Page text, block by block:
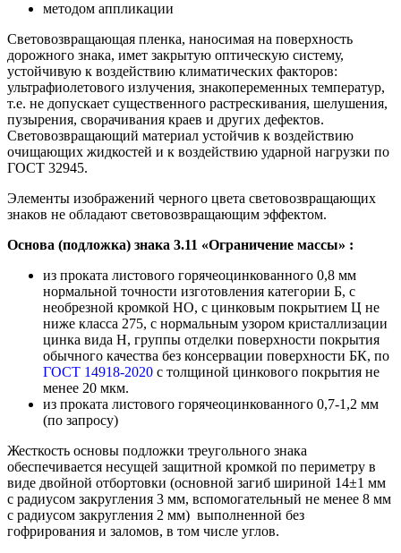
методом аппликации
Световозвращающая пленка, наносимая на поверхность
дорожного знака, имет закрытую оптическую систему,
устойчивую к воздействию климатических факторов:
ультрафиолетового излучения, знакопеременных температур,
т.е. не допускает существенного растрескивания, шелушения,
пузырения, сворачивания краев и других дефектов.
Световозвращающий материал устойчив к воздействию
очищающих жидкостей и к воздействию ударной нагрузки по
ГОСТ 32945.
Элементы изображений черного цвета световозвращающих
знаков не обладают световозвращающим эффектом.
Основа (подложка) знака 3.11 «Ограничение массы» :
из проката листового горячеоцинкованного 0,8 мм
нормальной точности изготовления категории Б, с
необрезной кромкой НО, с цинковым покрытием Ц не
ниже класса 275, с нормальным узором кристаллизации
цинка вида Н, группы отделки поверхности покрытия
обычного качества без консервации поверхности БК, по
ГОСТ 14918-2020 с толщиной цинкового покрытия не
менее 20 мкм.
из проката листового горячеоцинкованного 0,7-1,2 мм
(по запросу)
Жесткость основы подложки треугольного знака
обеспечивается несущей защитной кромкой по периметру в
виде двойной отбортовки (основной загиб шириной 14±1 мм
с радиусом закругления 3 мм, вспомогательный не менее 8 мм
с радиусом закругления 2 мм) выполненной без
гофрирования и заломов, в том числе углов.